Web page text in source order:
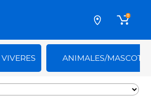
0
VIVERES ANIMALES/